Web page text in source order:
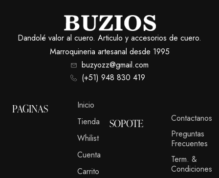
Dandolé valor al cuero. Articulo y accesorios de cuero.
Marroquineria artesanal desde 1995
buzyozz@gmail.com
(+51) 948 830 419
PAGINAS
Inicio
Tienda
Whilist
Cuenta
Carrito
SOPOTE
Contactanos
Preguntas
Frecuentes
Term. &
Condiciones